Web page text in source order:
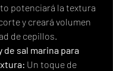
potenciará la textura
y creará volumen
de cepillos.
de sal marina para
Un toque de